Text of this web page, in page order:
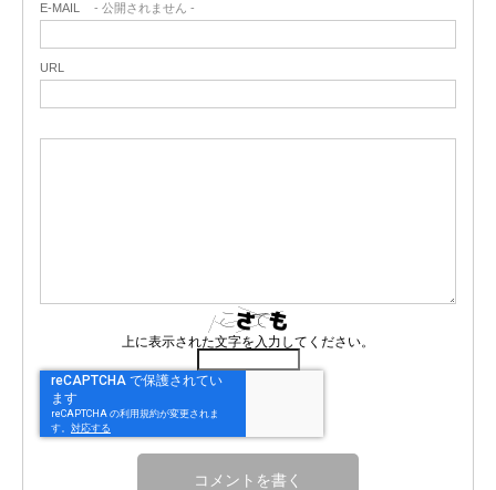
E-MAIL - 公開されません -
URL
上に表示された文字を入力してください。